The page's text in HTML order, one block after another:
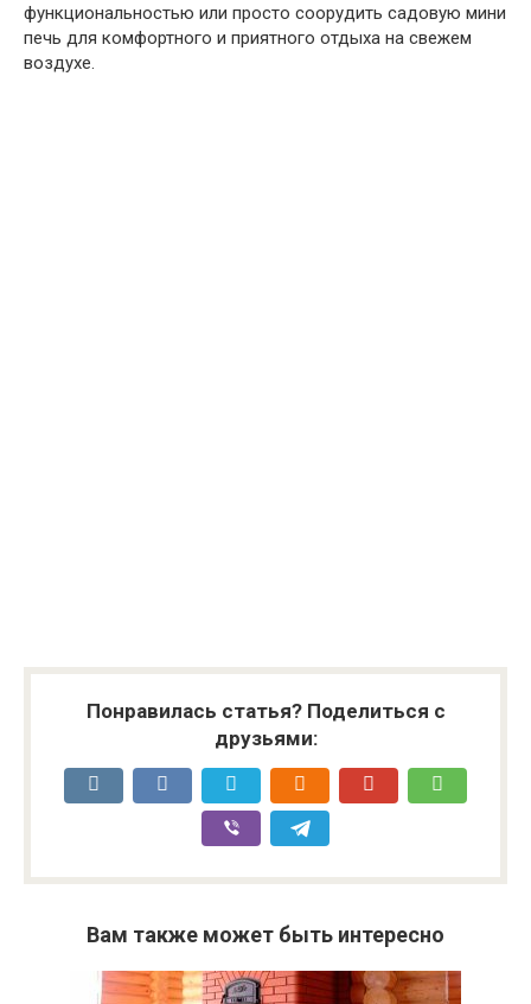
функциональностью или просто соорудить садовую мини
печь для комфортного и приятного отдыха на свежем
воздухе.
Понравилась статья? Поделиться с
друзьями:
Вам также может быть интересно